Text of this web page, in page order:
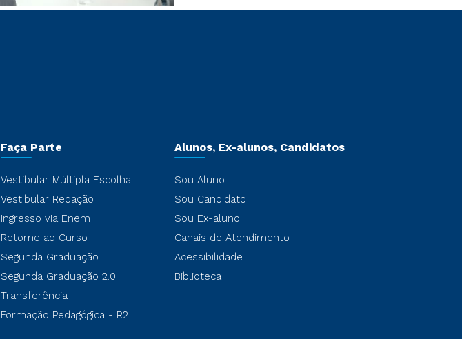
Faça Parte
Vestibular Múltipla Escolha
Vestibular Redação
Ingresso via Enem
Retorne ao Curso
Segunda Graduação
Segunda Graduação 2.0
Transferência
Formação Pedagógica - R2
Alunos, Ex-alunos, Candidatos
Sou Aluno
Sou Candidato
Sou Ex-aluno
Canais de Atendimento
Acessibilidade
Biblioteca